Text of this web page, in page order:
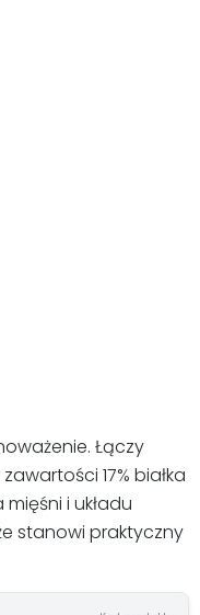
Łączy
17% białka
i układu
stanowi praktyczny